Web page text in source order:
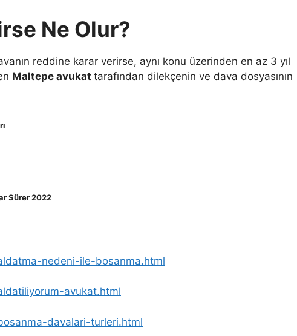
Ne Olur?
reddine karar verirse, aynı konu üzerinden en az 3 yıl
Maltepe avukat tarafından dilekçenin ve dava dosyasının
Sürer 2022
nedeni-ile-bosanma.html
avukat.html
davalari-turleri.html